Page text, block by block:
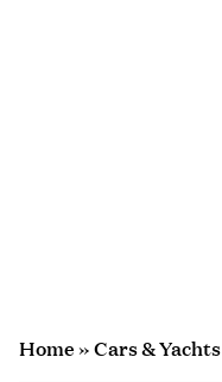
Home»Cars & Yachts